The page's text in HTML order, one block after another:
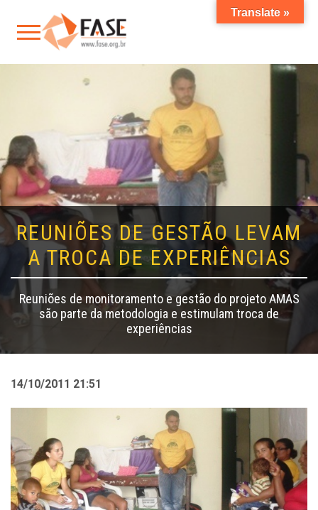
REUNIÕES DE GESTÃO LEVAM
A TROCA DE EXPERIÊNCIAS
Reuniões de monitoramento e gestão do projeto AMAS
são parte da metodologia e estimulam troca de
experiências
14/10/2011 21:51
Translate »